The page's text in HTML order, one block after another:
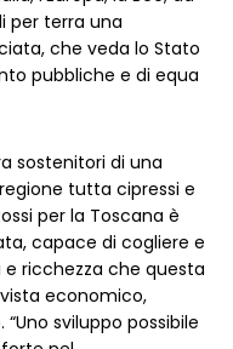
per terra una
che veda lo Stato
pubbliche e di equa
sostenitori di una
tutta cipressi e
per la Toscana è
capace di cogliere e
ricchezza che questa
economico,
sviluppo possibile